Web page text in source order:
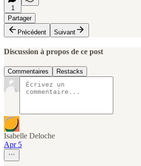
1
Partager
Précédent
Suivant
Discussion à propos de ce post
Commentaires Restacks
Isabelle Deloche
Apr 5